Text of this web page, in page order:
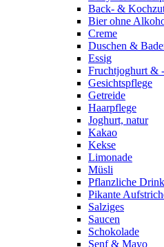
Back- &
Bier ohne
Creme
Duschen &
Essig
Fruchtjoghurt &
Gesichtspflege
Getreide
Haarpflege
Joghurt, natur
Kakao
Kekse
Limonade
Müsli
Pflanzliche
Pikante
Salziges
Saucen
Schokolade
Senf & Mayo